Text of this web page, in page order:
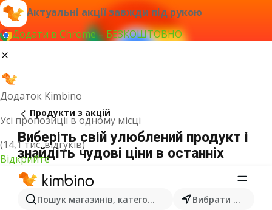
Актуальні акції завжди під рукою
Додати в Chrome – БЕЗКОШТОВНО
Додаток Kimbino
Усі пропозиції в одному місці
(14,1 тис. відгуків)
Відкрийте
Пошук магазинів, категорій, товарів... Вибрати місто
Продукти з акцій
Виберіть свій улюблений продукт і
знайдіть чудові ціни в останніх
каталогах
3 A B C D E G H